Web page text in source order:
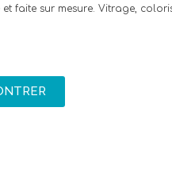
faite sur mesure. Vitrage,